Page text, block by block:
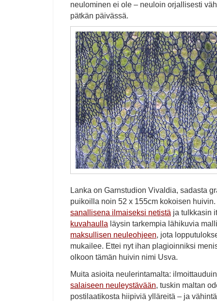
neulominen ei ole – neuloin orjallisesti
pätkän päivässä.
Lanka on Garnstudion Vivaldia, sadasta
puikoilla noin 52 x 155cm kokoisen
sanallisena ilmaiseksi netistä ja tulkkasin
kuvahaulla läysin tarkempia lähikuvia
maksullisen neuleohjeen, jota
mukailee. Ettei nyt ihan plagioinniksi
olkoon tämän huivin nimi Usva.
Muita asioita neulerintamalta:
salaiseen neuleystävään, tuskin maltan
postilaatikosta hiipiviä ylläreitä – ja